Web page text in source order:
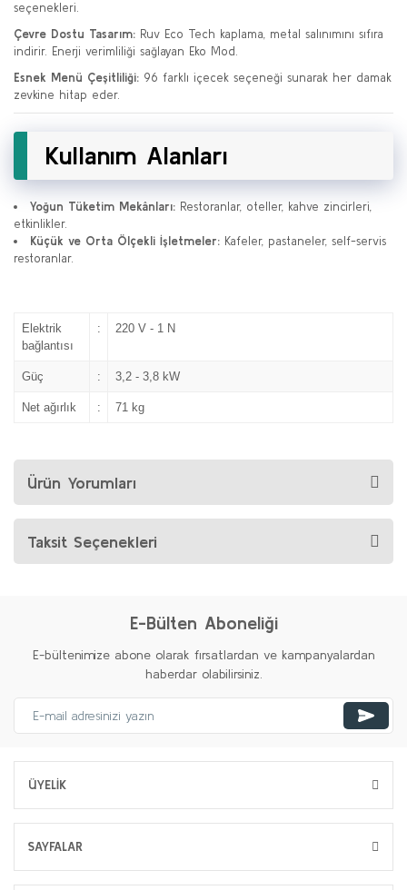
seçenekleri.
Çevre Dostu Tasarım: Ruv Eco Tech kaplama, metal salınımını sıfıra
indirir. Enerji verimliliği sağlayan Eko Mod.
Esnek Menü Çeşitliliği: 96 farklı içecek seçeneği sunarak her damak
zevkine hitap eder.
Kullanım Alanları
Yoğun Tüketim Mekânları: Restoranlar, oteller, kahve zincirleri,
etkinlikler.
Küçük ve Orta Ölçekli İşletmeler: Kafeler, pastaneler, self-servis
restoranlar.
Elektrik
bağlantısı
: 220 V - 1 N
Güç : 3,2 - 3,8 kW
Net ağırlık : 71 kg
Ürün Yorumları
Taksit Seçenekleri
E-Bülten Aboneliği
E-bültenimize abone olarak fırsatlardan ve kampanyalardan
haberdar olabilirsiniz.
ÜYELİK
SAYFALAR